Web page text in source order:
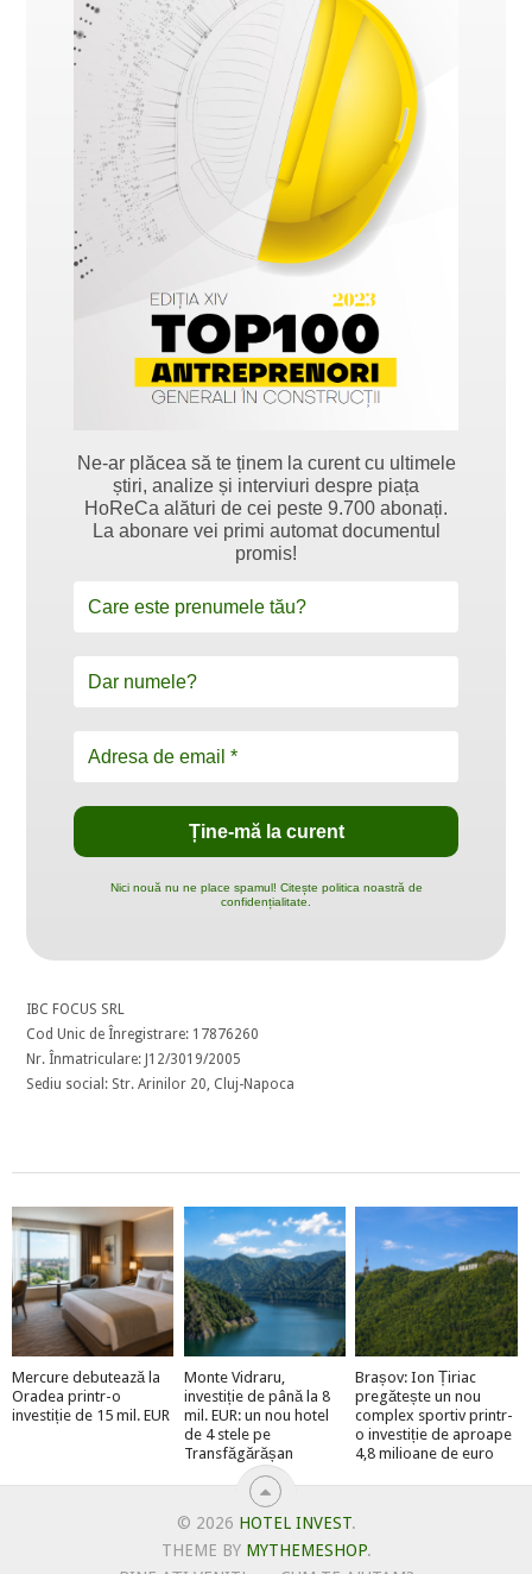
Ne-ar plăcea să te ținem la curent cu ultimele
știri, analize și interviuri despre piața
HoReCa alături de cei peste 9.700 abonați.
La abonare vei primi automat documentul
promis!
Nici nouă nu ne place spamul! Citește politica noastră de
confidențialitate.
IBC FOCUS SRL
Cod Unic de Înregistrare: 17876260
Nr. Înmatriculare: J12/3019/2005
Sediu social: Str. Arinilor 20, Cluj-Napoca
Mercure debutează la
Oradea printr-o
investiție de 15 mil. EUR
Monte Vidraru,
investiție de până la 8
mil. EUR: un nou hotel
de 4 stele pe
Transfăgărășan
Brașov: Ion Țiriac
pregătește un nou
complex sportiv printr-
o investiție de aproape
4,8 milioane de euro
© 2026 HOTEL INVEST.
THEME BY MYTHEMESHOP.